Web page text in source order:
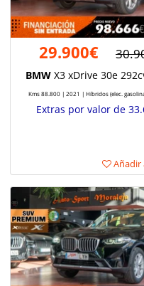
29.900€
BMW X3 xDrive 30e
Kms 88.800 | 2021 | Híbridos (elec.
Extras por valor de
Añadir